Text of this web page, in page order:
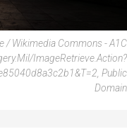
/ Wikimedia Commons - A1C
imageRetrieve.action?
Public
Domain